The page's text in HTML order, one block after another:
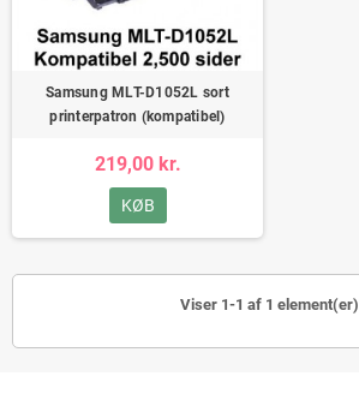
Samsung MLT-D1052L sort
printerpatron (kompatibel)
219,00 kr.
KØB
Viser 1-1 af 1 element(er)